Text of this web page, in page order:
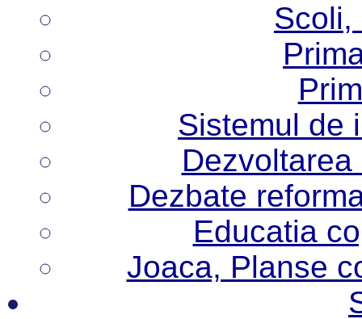
Scoli,
Sistemul de
Dezbate
Educatia
Joaca, Planse